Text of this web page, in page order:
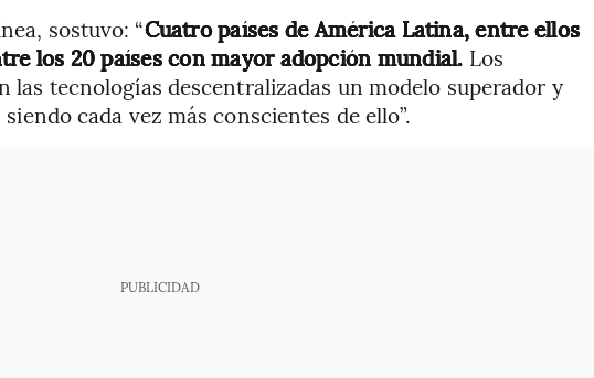
sostuvo: “Cuatro países de América Latina, entre ellos
los 20 países con mayor adopción mundial. Los
las tecnologías descentralizadas un modelo superador y
cada vez más conscientes de ello”.
PUBLICIDAD